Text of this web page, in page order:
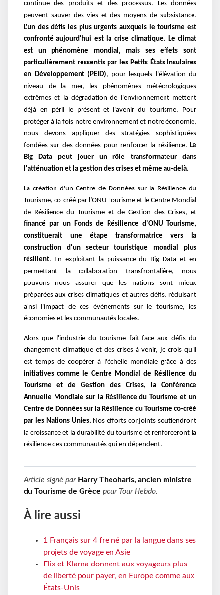
continue des produits et des processus. Les données
peuvent sauver des vies et des moyens de subsistance.
L'un des défis les plus urgents auxquels le tourisme est
confronté aujourd'hui est la crise climatique. Le climat
est un phénomène mondial, mais ses effets sont
particulièrement ressentis par les Petits États Insulaires
en Développement (PEID), pour lesquels l'élévation du
niveau de la mer, les phénomènes météorologiques
extrêmes et la dégradation de l'environnement mettent
déjà en péril le présent et l'avenir du tourisme. Pour
protéger à la fois notre environnement et notre économie,
nous devons appliquer des stratégies sophistiquées
fondées sur des données pour renforcer la résilience. Le
Big Data peut jouer un rôle transformateur dans
l'atténuation et la gestion des crises et même au-delà.
La création d'un Centre de Données sur la Résilience du
Tourisme, co-créé par l’ONU Tourisme et le Centre Mondial
de Résilience du Tourisme et de Gestion des Crises, et
financé par un Fonds de Résilience d'ONU Tourisme,
constituerait une étape transformatrice vers la
construction d'un secteur touristique mondial plus
résilient. En exploitant la puissance du Big Data et en
permettant la collaboration transfrontalière, nous
pouvons nous assurer que les nations sont mieux
préparées aux crises climatiques et autres défis, réduisant
ainsi l'impact de ces événements sur le tourisme, les
économies et les communautés locales.
Alors que l'industrie du tourisme fait face aux défis du
changement climatique et des crises à venir, je crois qu'il
est temps de coopérer à l'échelle mondiale grâce à des
initiatives comme le Centre Mondial de Résilience du
Tourisme et de Gestion des Crises, la Conférence
Annuelle Mondiale sur la Résilience du Tourisme et un
Centre de Données sur la Résilience du Tourisme co-créé
par les Nations Unies. Nos efforts conjoints soutiendront
la croissance et la durabilité du tourisme et renforceront la
résilience des communautés qui en dépendent.
Article signé par Harry Theoharis, ancien ministre
du Tourisme de Grèce pour Tour Hebdo.
À lire aussi
1 Français sur 4 freiné par la langue dans ses
projets de voyage en Asie
Flix et Klarna donnent aux voyageurs plus
de liberté pour payer, en Europe comme aux
États-Unis